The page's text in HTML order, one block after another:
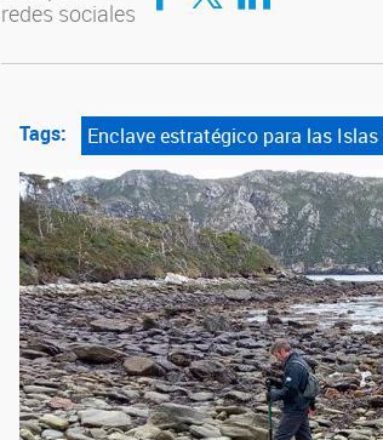
redes sociales
Tags: Enclave estratégico para las